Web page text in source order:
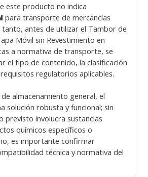
este producto no indica
para transporte de mercancías
antes de utilizar el Tambor de
Móvil sin Revestimiento en
a normativa de transporte, se
el tipo de contenido, la clasificación
regulatorios aplicables.
almacenamiento general, el
solución robusta y funcional; sin
previsto involucra sustancias
químicos específicos o
es importante confirmar
técnica y normativa del